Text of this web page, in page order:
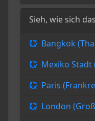
Sieh, wie sich
Bangkok
Mexiko Stadt
Paris
London